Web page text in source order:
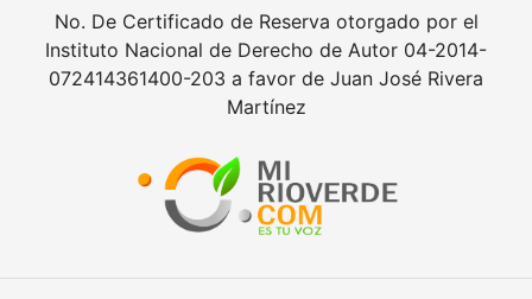
No. De Certificado de Reserva otorgado por el
Instituto Nacional de Derecho de Autor 04-2014-
072414361400-203 a favor de Juan José Rivera
Martínez